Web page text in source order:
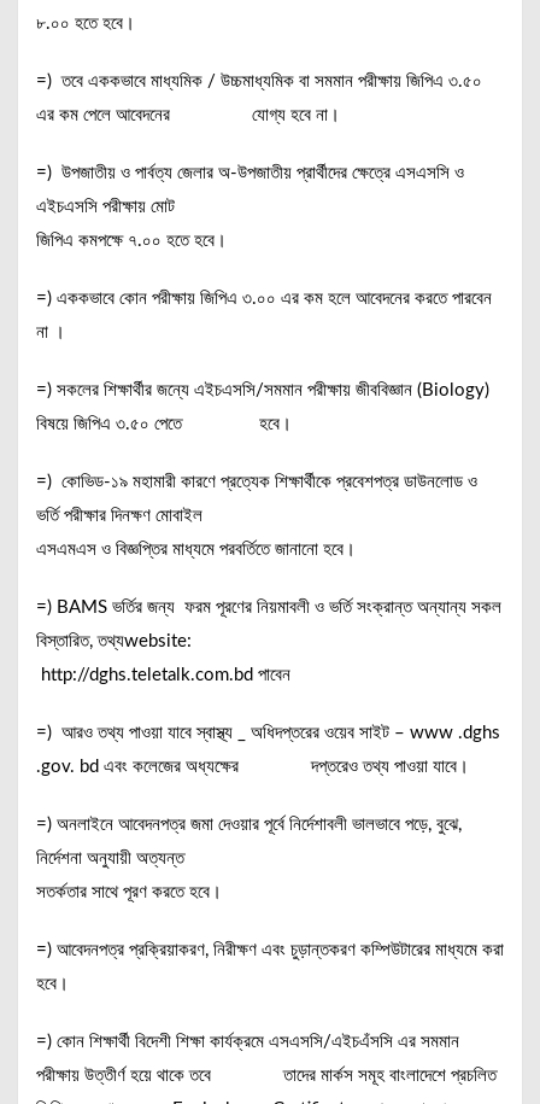
৮.০০ হতে হবে।
=) তবে এককভাবে মাধ্যমিক / উচ্চমাধ্যমিক বা সমমান পরীক্ষায় জিপিএ ৩.৫০
এর কম পেলে আবেদনের যোগ্য হবে না।
=) উপজাতীয় ও পার্বত্য জেলার অ-উপজাতীয় প্রার্থীদের ক্ষেত্রে এসএসসি ও
এইচএসসি পরীক্ষায় মোট
জিপিএ কমপক্ষে ৭.০০ হতে হবে।
=) এককভাবে কোন পরীক্ষায় জিপিএ ৩.০০ এর কম হলে আবেদনের করতে পারবেন
না ।
=) সকলের শিক্ষার্থীর জন্যে এইচএসসি/সমমান পরীক্ষায় জীববিজ্ঞান (Biology)
বিষয়ে জিপিএ ৩.৫০ পেতে হবে।
=) কোভিড-১৯ মহামারী কারণে প্রত্যেক শিক্ষার্থীকে প্রবেশপত্র ডাউনলোড ও
ভর্তি পরীক্ষার দিনক্ষণ মোবাইল
এসএমএস ও বিজ্ঞপ্তির মাধ্যমে পরবর্তিতে জানানো হবে।
=) BAMS ভর্তির জন্য ফরম পূরণের নিয়মাবলী ও ভর্তি সংক্রান্ত অন্যান্য সকল
বিস্তারিত, তথ্যwebsite:
http://dghs.teletalk.com.bd পাবেন
=) আরও তথ্য পাওয়া যাবে স্বাস্থ্য _ অধিদপ্তরের ওয়েব সাইট – www .dghs
.gov. bd এবং কলেজের অধ্যক্ষের দপ্তরেও তথ্য পাওয়া যাবে।
=) অনলাইনে আবেদনপত্র জমা দেওয়ার পূর্বে নির্দেশাবলী ভালভাবে পড়ে, বুঝে,
নির্দেশনা অনুযায়ী অত্যন্ত
সতর্কতার সাথে পূরণ করতে হবে।
=) আবেদনপত্র প্রক্রিয়াকরণ, নিরীক্ষণ এবং চুড়ান্তকরণ কম্পিউটারের মাধ্যমে করা
হবে।
=) কোন শিক্ষার্থী বিদেশী শিক্ষা কার্যক্রমে এসএসসি/এইচএঁসসি এর সমমান
পরীক্ষায় উত্তীর্ণ হয়ে থাকে তবে তাদের মার্কস সমূহ বাংলাদেশে প্রচলিত